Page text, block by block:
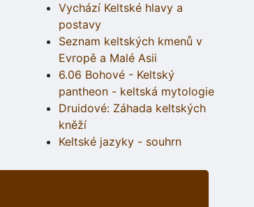
Vychází Keltské hlavy a
postavy
Seznam keltských kmenů v
Evropě a Malé Asii
6.06 Bohové - Keltský
pantheon - keltská mytologie
Druidové: Záhada keltských
kněží
Keltské jazyky - souhrn